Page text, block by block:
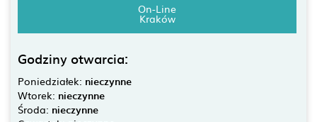
On-Line
Kraków
Godziny otwarcia:
Poniedziałek: nieczynne
Wtorek: nieczynne
Środa: nieczynne